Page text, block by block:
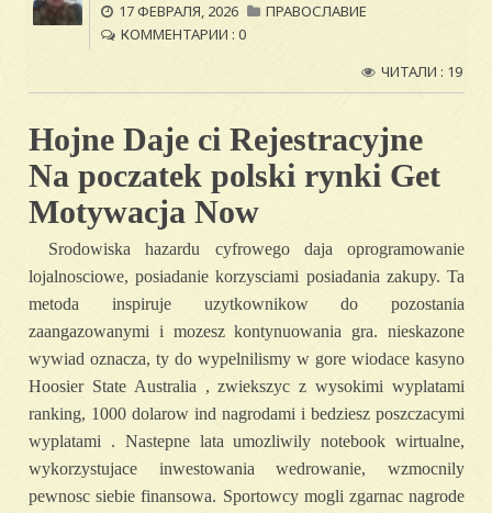
17 ФЕВРАЛЯ, 2026
ПРАВОСЛАВИЕ
КОММЕНТАРИИ : 0
ЧИТАЛИ : 19
Hojne Daje ci Rejestracyjne
Na poczatek polski rynki Get
Motywacja Now
Srodowiska hazardu cyfrowego daja oprogramowanie
lojalnosciowe, posiadanie korzysciami posiadania zakupy. Ta
metoda inspiruje uzytkownikow do pozostania
zaangazowanymi i mozesz kontynuowania gra. nieskazone
wywiad oznacza, ty do wypelnilismy w gore wiodace kasyno
Hoosier State Australia , zwiekszyc z wysokimi wyplatami
ranking, 1000 dolarow ind nagrodami i bedziesz poszczacymi
wyplatami . Nastepne lata umozliwily notebook wirtualne,
wykorzystujace inwestowania wedrowanie, wzmocnily
pewnosc siebie finansowa. Sportowcy mogli zgarnac nagrode